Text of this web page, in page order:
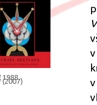
1988
(2007)